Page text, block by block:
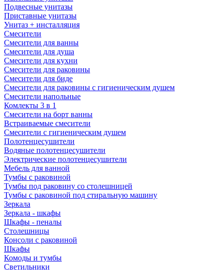
Подвесные унитазы
Приставные унитазы
Унитаз + инсталляция
Смесители
Смесители для ванны
Смесители для душа
Смесители для кухни
Смесители для раковины
Смесители для биде
Смесители для раковины с гигиеническим душем
Смесители напольные
Комлекты 3 в 1
Смесители на борт ванны
Встраиваемые смесители
Смесители с гигиеническим душем
Полотенцесушители
Водяные полотенцесушители
Электрические полотенцесушители
Мебель для ванной
Тумбы с раковиной
Тумбы под раковину со столешницей
Тумбы с раковиной под стиральную машину
Зеркала
Зеркала - шкафы
Шкафы - пеналы
Столешницы
Консоли с раковиной
Шкафы
Комоды и тумбы
Светильники